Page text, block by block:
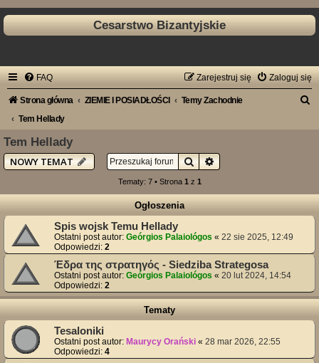
Cesarstwo Bizantyjskie
FAQ Zaloguj się
Zarejestruj się
Strona główna ZIEMIE I POSIADŁOŚCI
Temy Zachodnie
Tem Hellady
j
Tem Hellady
NOWY TEMAT
SzukajWyszukiwanie
Tematy: 7 • Strona 1 z 1
Ogłoszenia
Spis wojsk Temu Hellady
Ostatni post autor: Geórgios Palaiológos « 22 sie 2025, 12:49
Odpowiedzi: 2
Έδρα της στρατηγός - Siedziba Strategosa
Ostatni post autor: Geórgios Palaiológos « 20 lut 2024, 14:54
Odpowiedzi: 2
Tematy
Tesaloniki
Ostatni post autor: Maurycy Orański « 28 mar 2026, 22:55
Odpowiedzi: 4